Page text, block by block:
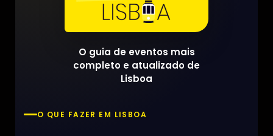
O guia de eventos mais
completo e atualizado de
Lisboa
O QUE FAZER EM LISBOA